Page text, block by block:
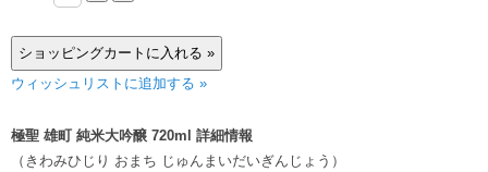
ウィッシュリストに追加する »
極聖 雄町 純米大吟醸 720ml 詳細情報
（きわみひじり おまち じゅんまいだいぎんじょう）